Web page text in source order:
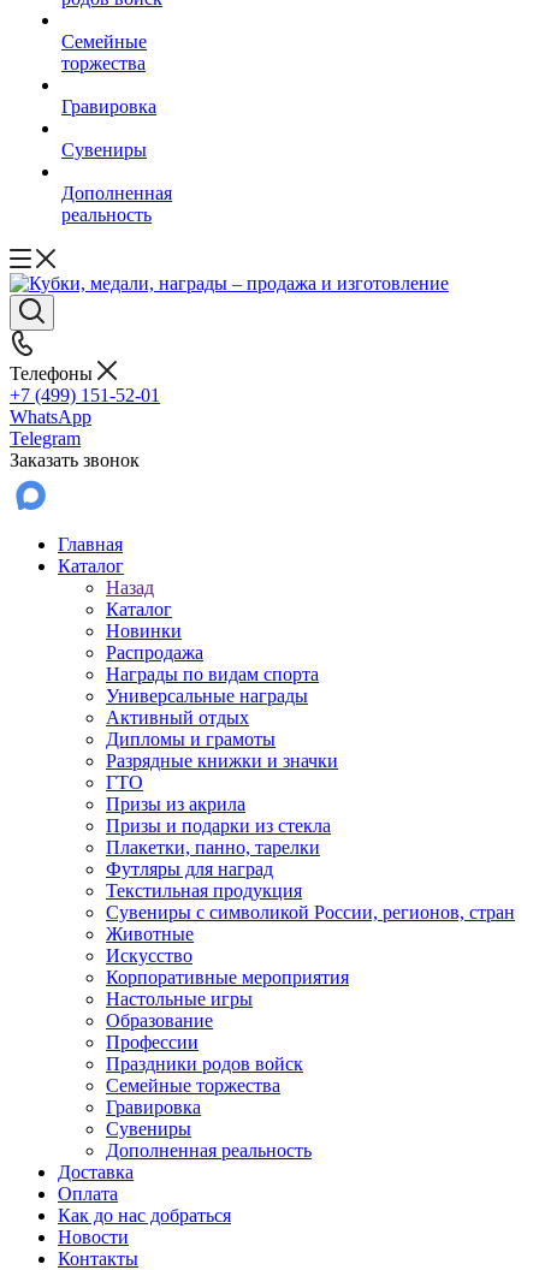
Семейные
торжества
Гравировка
Сувениры
Дополненная
реальность
Телефоны
+7 (499) 151-52-01
WhatsApp
Telegram
Заказать звонок
Главная
Каталог
Назад
Каталог
Новинки
Распродажа
Награды по видам спорта
Универсальные награды
Активный отдых
Дипломы и грамоты
Разрядные книжки и значки
ГТО
Призы из акрила
Призы и подарки из стекла
Плакетки, панно, тарелки
Футляры для наград
Текстильная продукция
Сувениры с символикой России, регионов, стран
Животные
Искусство
Корпоративные мероприятия
Настольные игры
Образование
Профессии
Праздники родов войск
Семейные торжества
Гравировка
Сувениры
Дополненная реальность
Доставка
Оплата
Как до нас добраться
Новости
Контакты